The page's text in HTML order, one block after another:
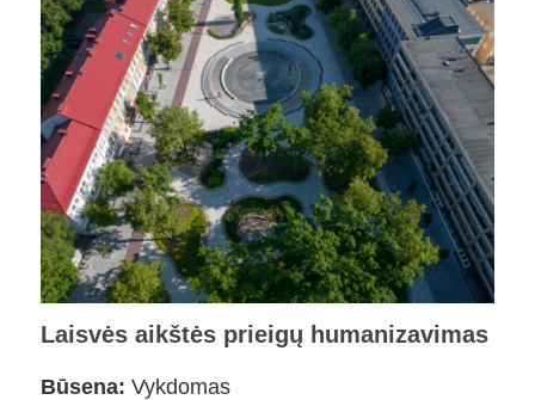
Laisvės aikštės prieigų humanizavimas
Būsena: Vykdomas